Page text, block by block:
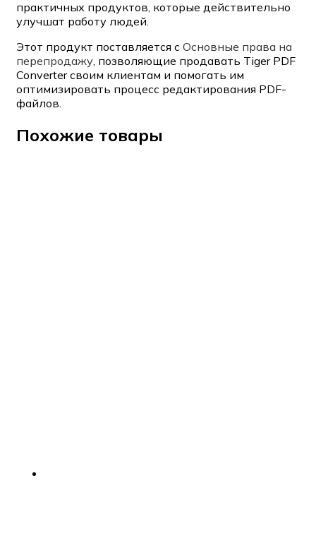
практичных продуктов, которые действительно
улучшат работу людей.
Этот продукт поставляется с Основные права на
перепродажу , позволяющие продавать Tiger PDF
Converter своим клиентам и помогать им
оптимизировать процесс редактирования PDF-
файлов.
Похожие товары